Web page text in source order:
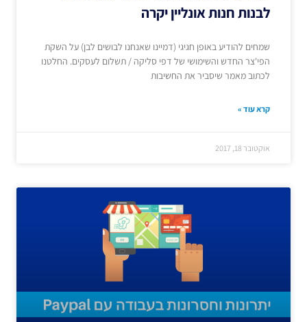
לבנות חנות אונליין יקרה
שמחים להודיע באופן חגיגי (דמיינו שאנחנו לבושים לבן) על השקת
הפי'צר החדש והשימושי של דפי סליקה / תשלום לעסקים. החלטנו
לכתוב מאמר שיסביר את החשיבות
קרא עוד »
אוקטובר 18, 2017